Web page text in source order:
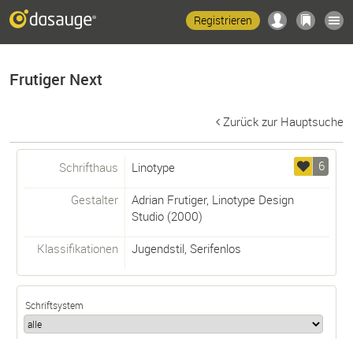
Registrieren
Frutiger Next
Zurück zur Hauptsuche
6
Schrifthaus Linotype
Gestalter Adrian Frutiger, Linotype Design
Studio(2000)
Klassifikationen Jugendstil, Serifenlos
Schriftsystem